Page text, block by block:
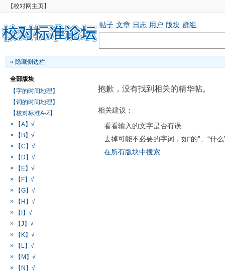
【校对网主页】
帖子 文章 日志 用户 版块 群组
« 隐藏侧边栏
全部版块
【字的时间地理】
【词的时间地理】
【校对标准A-Z】
× 【A】√
× 【B】√
× 【C】√
× 【D】√
× 【E】√
× 【F】√
× 【G】√
× 【H】√
× 【I】√
× 【J】√
× 【K】√
× 【L】√
× 【M】√
× 【N】√
抱歉，没有找到相关的精华帖。
相关建议：
看看输入的文字是否有误
去掉可能不必要的字词，如“的”、“什么
在所有版块中搜索